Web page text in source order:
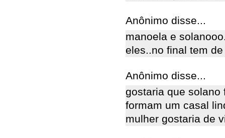
Anônimo disse...
manoela e
eles..no final tem
Anônimo disse...
gostaria que
formam um casal
mulher gostaria de